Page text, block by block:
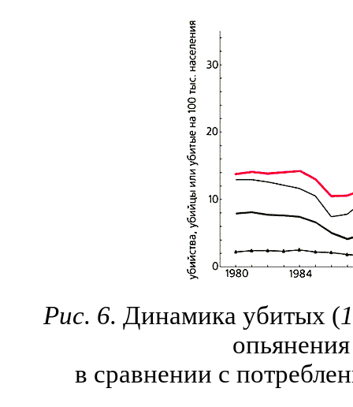
Рис. 6. Динамика убитых (1
в сравнении с